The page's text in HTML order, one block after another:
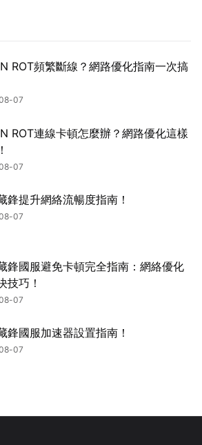
ROT頻繁斷線？網路優化指南一次搞
07
ROT連線卡頓怎麼辦？網路優化這樣
07
鋒提升網絡流暢度指南！
07
鋒國服避免卡頓完全指南：網絡優化
技巧！
07
鋒國服加速器設置指南！
07